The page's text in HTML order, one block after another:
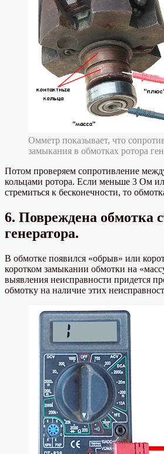
Омметр показывает, что
замыкания в обмотках ротора
Потом проверяем сопротивление
кольцами ротора. Если меньше 3 Ом
стремиться к бесконечности, то
6. Повреждена обмотка
генератора.
В обмотке появился «обрыв» или
коротком замыкании обмотки на
выявления неисправности придется
обмотку на наличие этих